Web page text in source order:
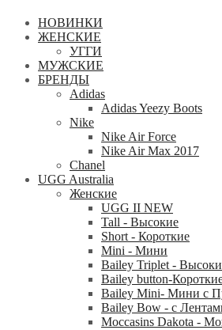
НОВИНКИ
ЖЕНСКИЕ
УГГИ
МУЖСКИЕ
БРЕНДЫ
Adidas
Adidas Yeezy Boots
Nike
Nike Air Force
Nike Air Max 2017
Chanel
UGG Australia
Женские
UGG II NEW
Tall - Высокие
Short - Короткие
Mini - Mини
Bailey Triplet -
Bailey button-
Bailey Mini- Мини с
Bailey Bow - с
Moccasins Dakota -